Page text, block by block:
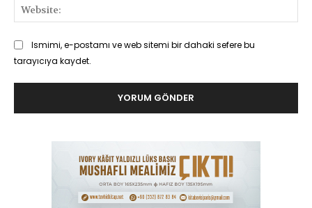
Ismimi, e-postamı ve web sitemi bir dahaki sefere bu
tarayıcıya kaydet.